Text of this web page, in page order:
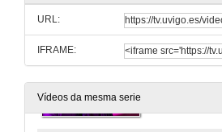
URL:
IFRAME:
Vídeos da mesma serie
17 de dec. de 2020
Valses